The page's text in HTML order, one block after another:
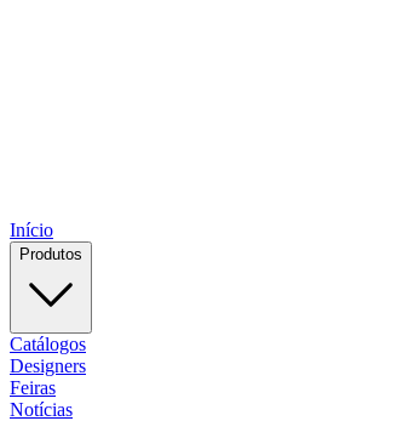
Início
Produtos
Catálogos
Designers
Feiras
Notícias